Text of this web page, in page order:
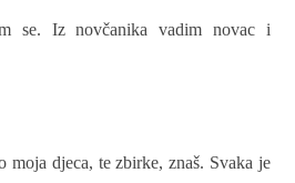
se. Iz novčanika vadim novac i
moja djeca, te zbirke, znaš. Svaka je